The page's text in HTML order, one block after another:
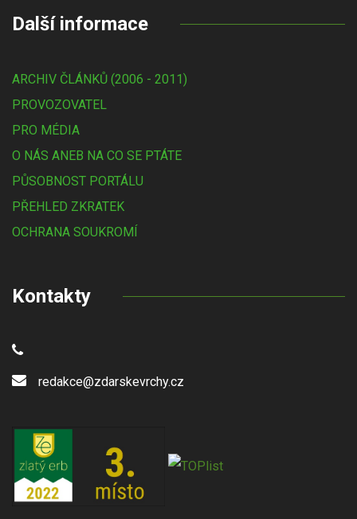
Další informace
ARCHIV ČLÁNKŮ (2006 - 2011)
PROVOZOVATEL
PRO MÉDIA
O NÁS ANEB NA CO SE PTÁTE
PŮSOBNOST PORTÁLU
PŘEHLED ZKRATEK
OCHRANA SOUKROMÍ
Kontakty
redakce@zdarskevrchy.cz